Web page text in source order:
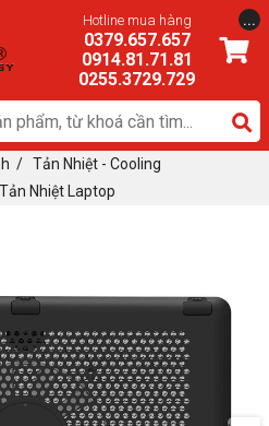
Hotline mua hàng
0379.657.657
0914.81.71.81
0255.3729.729
...
/ Tản Nhiệt - Cooling
Nhiệt Laptop